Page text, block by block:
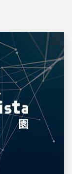
儲存